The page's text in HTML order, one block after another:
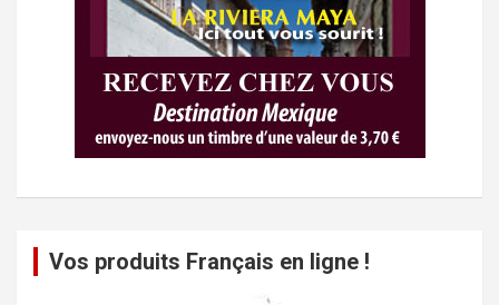
Vos produits Français en ligne !